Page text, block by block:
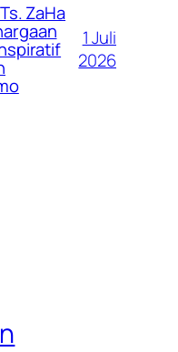
ZaHa
1 Juli
2026